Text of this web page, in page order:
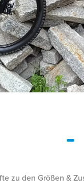
zu den Größen &